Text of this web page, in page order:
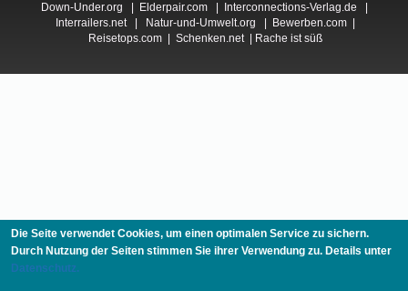
Down-Under.org
Elderpair.com| Interconnections-Verlag.de
Interrailers.net| Natur-und-Umwelt.org Bewerben.com
Reisetops.com
Schenken.net| Rache ist süß
Die Seite verwendet Cookies, um einen optimalen Service zu sichern.
Durch Nutzung der Seiten stimmen Sie ihrer Verwendung zu. Details unter
Datenschutz.